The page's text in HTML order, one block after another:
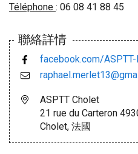
Téléphone : 06 08 41 88 45
聯絡詳情
ASPTT Cholet
21 rue du Carteron
Cholet, 法國